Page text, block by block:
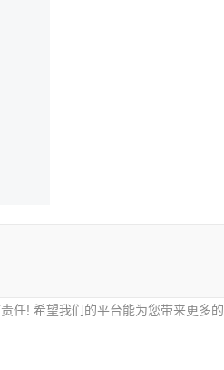
任! 希望我们的平台能为您带来更多的